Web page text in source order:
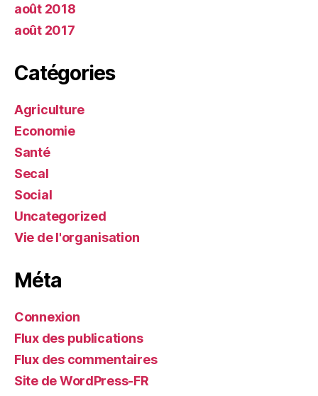
août 2018
août 2017
Catégories
Agriculture
Economie
Santé
Secal
Social
Uncategorized
Vie de l'organisation
Méta
Connexion
Flux des publications
Flux des commentaires
Site de WordPress-FR